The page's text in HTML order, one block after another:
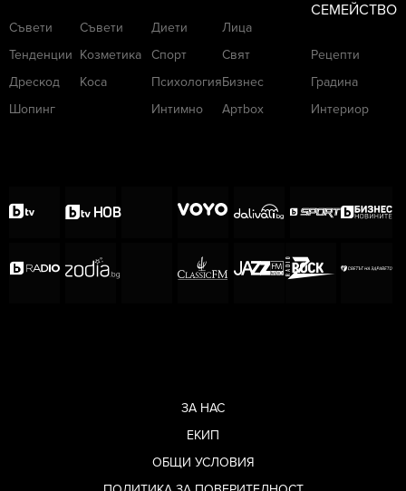
Съвети
Тенденции
Дрескод
Шопинг
Съвети
Козметика
Коса
Диети
Спорт
Психология
Интимно
Лица
Свят
Бизнес
Артbox
СЕМЕЙСТВО
Рецепти
Градина
Интериор
ЗА НАС
ЕКИП
ОБЩИ УСЛОВИЯ